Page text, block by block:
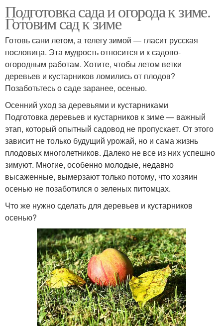
Подготовка сада и огорода к зиме.
Готовим сад к зиме
Готовь сани летом, а телегу зимой — гласит русская
пословица. Эта мудрость относится и к садово-
огородным работам. Хотите, чтобы летом ветки
деревьев и кустарников ломились от плодов?
Позаботьтесь о саде заранее, осенью.
Осенний уход за деревьями и кустарниками
Подготовка деревьев и кустарников к зиме — важный
этап, который опытный садовод не пропускает. От этого
зависит не только будущий урожай, но и сама жизнь
плодовых многолетников. Далеко не все из них успешно
зимуют. Многие, особенно молодые, недавно
высаженные, вымерзают только потому, что хозяин
осенью не позаботился о зеленых питомцах.
Что же нужно сделать для деревьев и кустарников
осенью?